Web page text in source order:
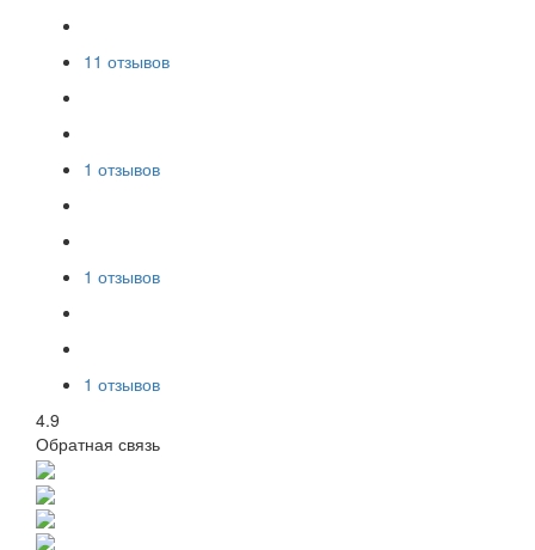
11 отзывов
1 отзывов
1 отзывов
1 отзывов
4.9
Обратная связь